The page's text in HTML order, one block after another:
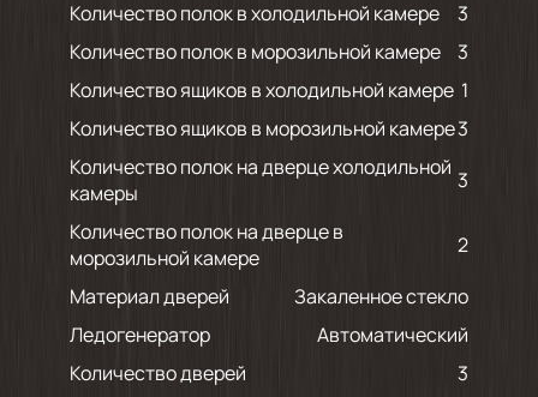
Количество полок в холодильной камере
3
Количество полок в морозильной камере
3
Количество ящиков в холодильной камере 1
Количество ящиков в морозильной камере3
Количество полок на дверце холодильной
камеры
3
Количество полок на дверце в
морозильной камере
2
Материал дверей
Закаленное стекло
Ледогенератор
Автоматический
Количество дверей
3